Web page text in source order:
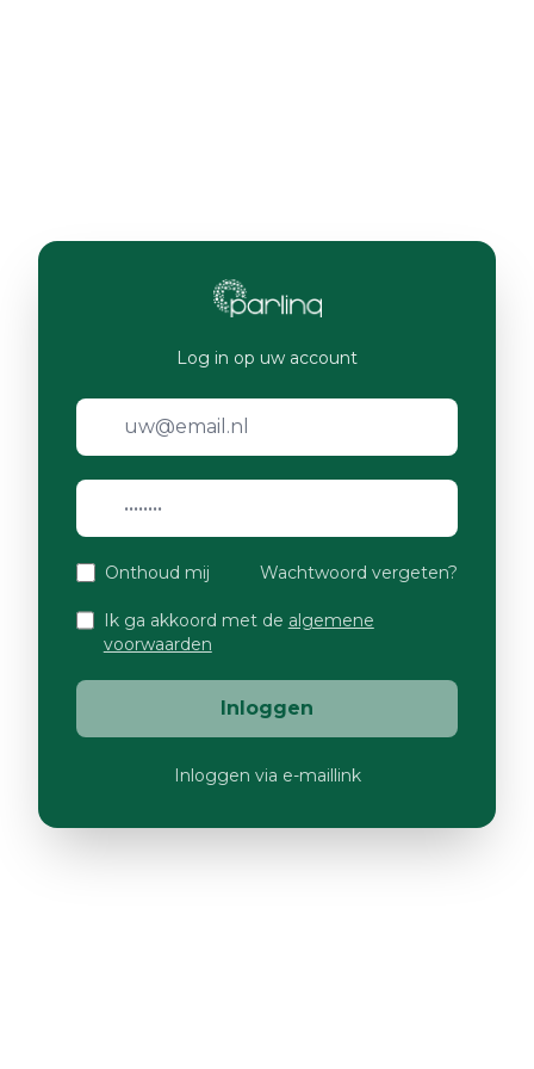
Log in op uw account
Onthoud mij Wachtwoord vergeten?
Ik ga akkoord met de algemene
voorwaarden
Inloggen
Inloggen via e-maillink